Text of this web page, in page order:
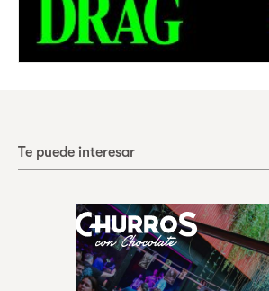
Te puede interesar